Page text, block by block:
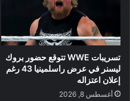
تسريبات WWE تتوقع حضور بروك
ليسنر في عرض راسلمينيا 43 رغم
إعلان اعتزاله
أغسطس 8, 2026